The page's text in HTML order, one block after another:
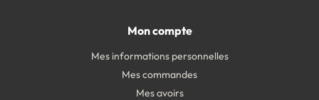
Mon compte
Mes informations personnelles
Mes commandes
Mes avoirs